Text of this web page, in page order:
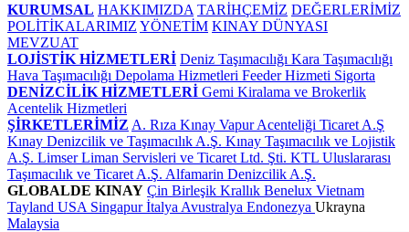
KURUMSAL HAKKIMIZDA TARİHÇEMİZ DEĞERLERİMİZ
POLİTİKALARIMIZ YÖNETİM KINAY DÜNYASI
MEVZUAT
LOJİSTİK HİZMETLERİ Deniz Taşımacılığı Kara Taşımacılığı
Hava Taşımacılığı Depolama Hizmetleri Feeder Hizmeti Sigorta
DENİZCİLİK HİZMETLERİ Gemi Kiralama ve Brokerlik
Acentelik Hizmetleri
ŞİRKETLERİMİZ A. Rıza Kınay Vapur Acenteliği Ticaret A.Ş
Kınay Denizcilik ve Taşımacılık A.Ş. Kınay Taşımacılık ve Lojistik
A.Ş. Limser Liman Servisleri ve Ticaret Ltd. Şti. KTL Uluslararası
Taşımacılık ve Ticaret A.Ş. Alfamarin Denizcilik A.Ş.
GLOBALDE KINAY Çin Birleşik Krallık Benelux Vietnam
Tayland USA Singapurİtalya Avustralya Endonezya Ukrayna
Malaysia